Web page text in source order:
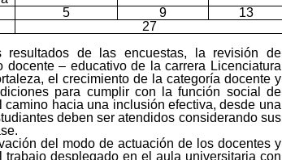
5 9
13
27
resultados de las encuestas, la revisión de
– educativo de la carrera Licenciatura
el crecimiento de la categoría docente y
para cumplir con la función social de
hacia una inclusión efectiva, desde una
deben ser atendidos considerando sus
del modo de actuación de los docentes y
desplegado en el aula universitaria con